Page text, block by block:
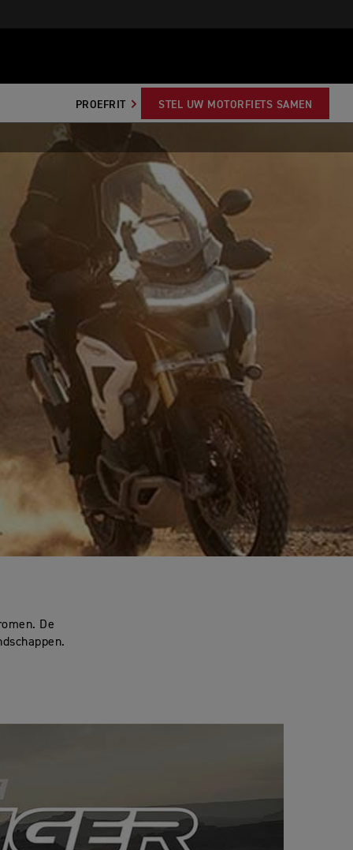
PROEFRIT STEL UW MOTORFIETS SAMEN
De